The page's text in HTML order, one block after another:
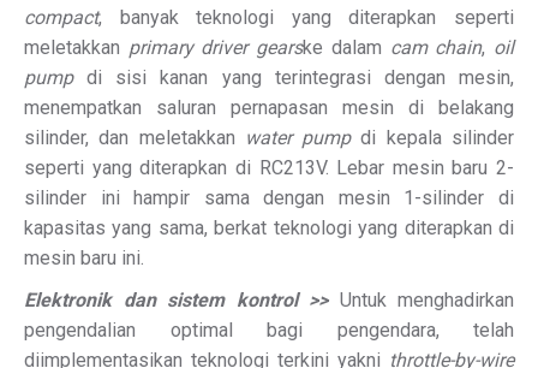
compact, banyak teknologi yang diterapkan seperti
meletakkan primary driver gearske dalam cam chain, oil
pumpdi sisi kanan yang terintegrasi dengan mesin,
menempatkan saluran pernapasan mesin di belakang
silinder, dan meletakkan water pumpdi kepala silinder
seperti yang diterapkan di RC213V. Lebar mesin baru 2-
silinder ini hampir sama dengan mesin 1-silinder di
kapasitas yang sama, berkat teknologi yang diterapkan di
mesin baru ini.
Elektronik dan sistem kontrol >> Untuk menghadirkan
pengendalian optimal bagi pengendara, telah
diimplementasikan teknologi terkini yakni throttle-by-wire